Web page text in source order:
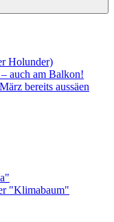
Holunder)
auch am Balkon!
bereits aussäen
"Klimabaum"